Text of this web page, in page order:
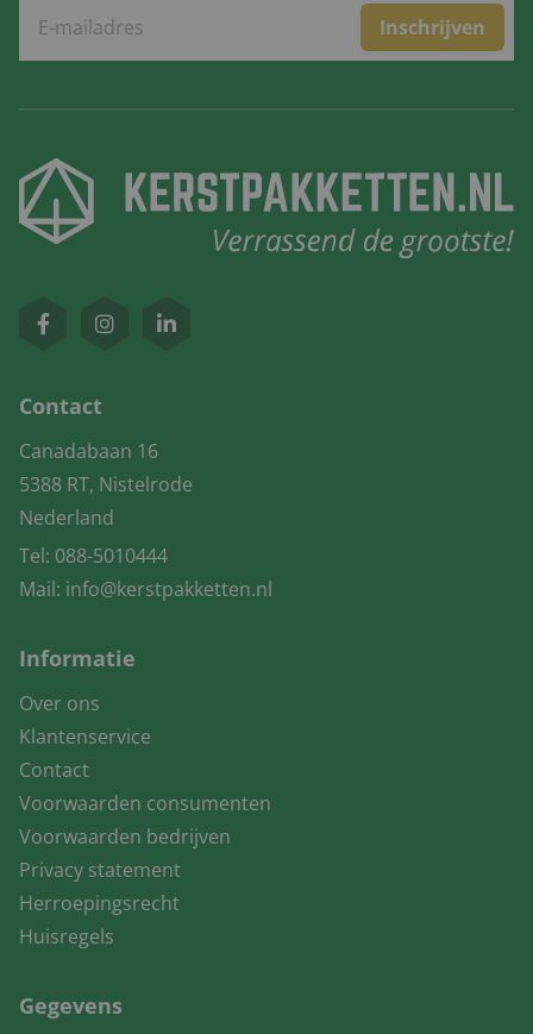
Inschrijven
Contact
Canadabaan 16
5388 RT, Nistelrode
Nederland
Tel: 088-5010444
Mail: info@kerstpakketten.nl
Informatie
Over ons
Klantenservice
Contact
Voorwaarden consumenten
Voorwaarden bedrijven
Privacy statement
Herroepingsrecht
Huisregels
Gegevens